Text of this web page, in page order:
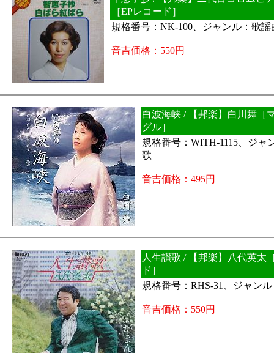
［EPレコード］
規格番号：NK-100、ジャンル：歌謡
音吉価格：550円
白波海峡 / 【邦楽】白川舞［
グル］
規格番号：WITH-1115、ジャ
歌
音吉価格：495円
人生讃歌 / 【邦楽】八代英太
ド］
規格番号：RHS-31、ジャン
音吉価格：550円